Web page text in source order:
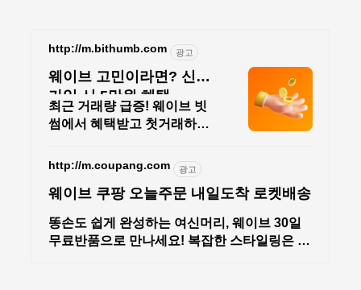
http://m.bithumb.com 광고
웨이브 고민이라면? 신규
가입 시 5만원 혜택
최근 거래량 급증! 웨이브 빗
썸에서 혜택받고 첫거래하세
http://m.coupang.com 광고
웨이브 쿠팡 오늘주문 내일도착 로켓배송
똥손도 쉽게 완성하는 여신머리, 웨이브 30일
무료반품으로 만나세요! 복잡한 스타일링은 그